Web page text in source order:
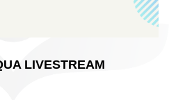
LIVESTREAM